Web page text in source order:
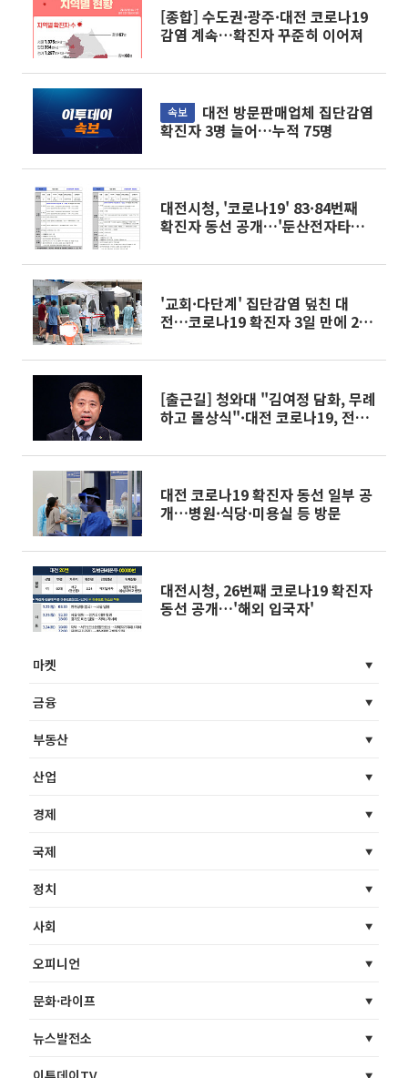
[종합] 수도권·광주·대전 코로나19
감염 계속…확진자 꾸준히 이어져
속보
확진자 3명 늘어…누적 75명
대전시청, '코로나19' 83·84번째
확진자 동선 공개…'둔산전자타운
'교회·다단계' 집단감염 덮친 대
전…코로나19 확진자 3일 만에 25
[출근길] 청와대 "김여정 담화, 무례
하고 몰상식"·대전 코로나19, 전파
대전 코로나19 확진자 동선 일부 공
개…병원·식당·미용실 등 방문
대전시청, 26번째 코로나19 확진자
동선 공개…'해외 입국자'
마켓
금융
부동산
산업
경제
국제
정치
사회
오피니언
문화·라이프
뉴스발전소